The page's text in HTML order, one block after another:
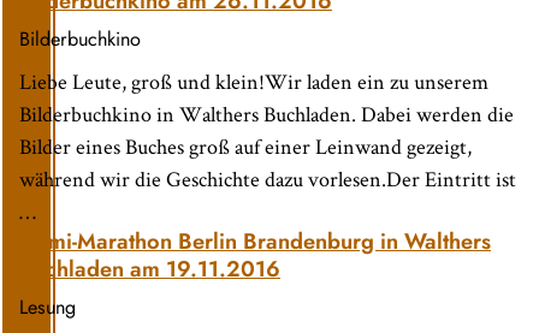
Bilderbuchkino
Liebe Leute, groß und klein!Wir laden ein zu unserem
Bilderbuchkino in Walthers Buchladen. Dabei werden die
Bilder eines Buches groß auf einer Leinwand gezeigt,
während wir die Geschichte dazu vorlesen.Der Eintritt ist
…
Krimi-Marathon Berlin Brandenburg in Walthers
Buchladen am 19.11.2016
Lesung